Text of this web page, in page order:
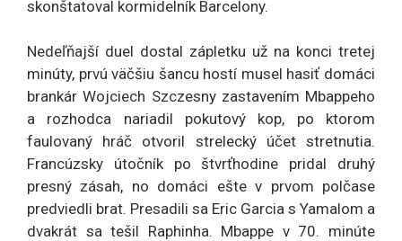
skonštatoval kormidelník Barcelony.
Nedeľňajší duel dostal zápletku už na konci tretej
minúty, prvú väčšiu šancu hostí musel hasiť domáci
brankár Wojciech Szczesny zastavením Mbappeho
a rozhodca nariadil pokutový kop, po ktorom
faulovaný hráč otvoril strelecký účet stretnutia.
Francúzsky útočník po štvrťhodine pridal druhý
presný zásah, no domáci ešte v prvom polčase
predviedli brat. Presadili sa Eric Garcia s Yamalom a
dvakrát sa tešil Raphinha. Mbappe v 70. minúte